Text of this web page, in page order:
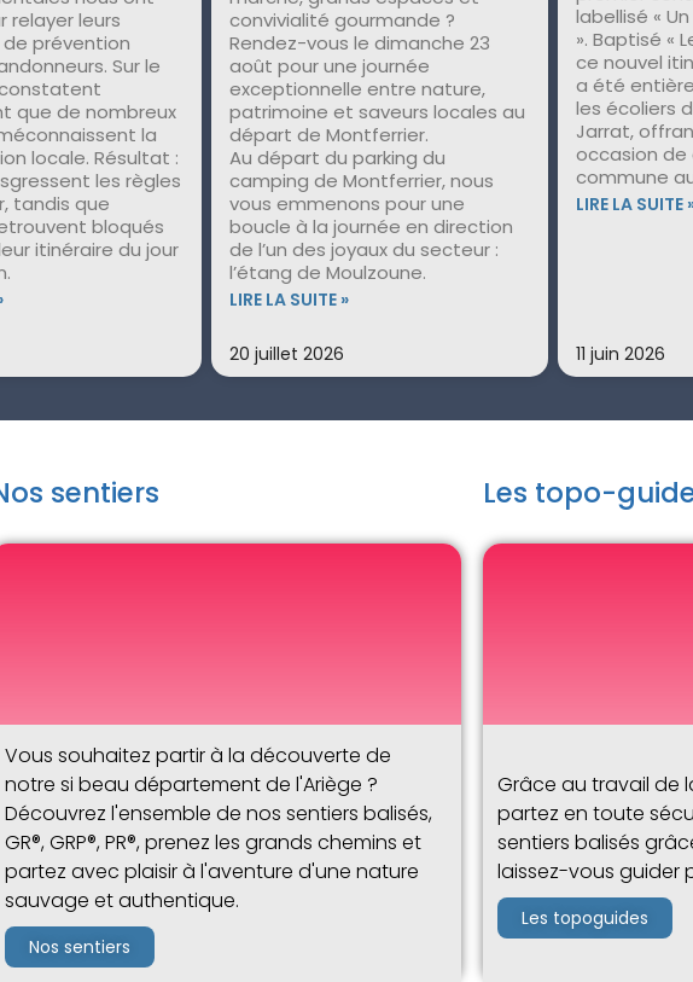
relayer leurs
prévention
Sur le
que de nombreux
la
locale. Résultat :
les règles
tandis que
bloqués
itinéraire du jour
convivialité gourmande ?
Rendez-vous le dimanche 23
août pour une journée
exceptionnelle entre nature,
patrimoine et saveurs locales au
départ de Montferrier.
Au départ du parking du
camping de Montferrier, nous
vous emmenons pour une
boucle à la journée en direction
de l’un des joyaux du secteur :
l’étang de Moulzoune.
LIRE LA SUITE »
20 juillet 2026
labellisé «
». Baptisé «
ce nouvel
a été
les écoliers
Jarrat,
occasion de
commune
LIRE LA SUITE
11 juin 2026
sentiers
Vous souhaitez partir à la découverte de
notre si beau département de l'Ariège ?
Découvrez l'ensemble de nos sentiers balisés,
GR®, GRP®, PR®, prenez les grands chemins et
partez avec plaisir à l'aventure d'une nature
sauvage et authentique.
Nos sentiers
Les topo-
Grâce au travail de
partez en toute
sentiers balisés
laissez-vous guider
Les topoguides